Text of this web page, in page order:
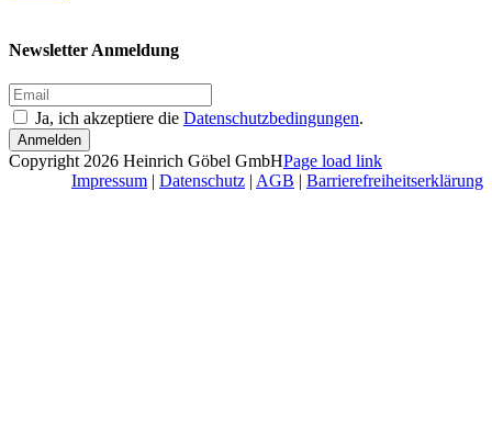
Newsletter Anmeldung
Ja, ich akzeptiere die Datenschutzbedingungen.
Anmelden
Copyright 2026 Heinrich Göbel GmbH
Impressum | Datenschutz | AGB | Barrierefreiheitserklärung
Facebook
Instagram
LinkedIn
Xing
Page load link